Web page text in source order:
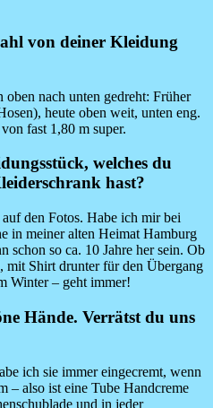
von deiner Kleidung
nach unten gedreht: Früher
heute oben weit, unten eng.
fast 1,80 m super.
welches du
hast?
den Fotos. Habe ich mir bei
in meiner alten Heimat Hamburg
schon so ca. 10 Jahre her sein. Ob
mit Shirt drunter für den Übergang
Winter – geht immer!
Hände. Verrätst du uns
ich sie immer eingecremt, wenn
– also ist eine Tube Handcreme
und in jeder